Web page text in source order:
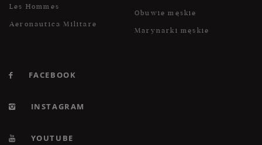
Les Hommes
Aeronautica Militare
Obuwie męskie
Marynarki męskie
FACEBOOK
INSTAGRAM
YOUTUBE